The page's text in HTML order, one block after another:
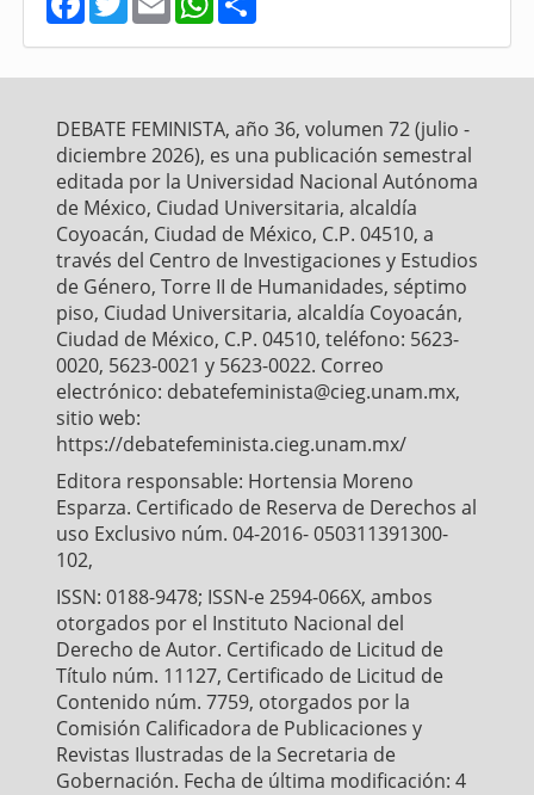
a
e
b
k
w
t
t
m
i
l
h
t
s
p
h
r
e
DEBATE FEMINISTA, año 36, volumen 72 (julio -
diciembre 2026), es una publicación semestral
editada por la Universidad Nacional Autónoma
de México, Ciudad Universitaria, alcaldía
Coyoacán, Ciudad de México, C.P. 04510, a
través del Centro de Investigaciones y Estudios
de Género, Torre II de Humanidades, séptimo
piso, Ciudad Universitaria, alcaldía Coyoacán,
Ciudad de México, C.P. 04510, teléfono: 5623-
0020, 5623-0021 y 5623-0022. Correo
electrónico: debatefeminista@cieg.unam.mx,
sitio web:
https://debatefeminista.cieg.unam.mx/
Editora responsable: Hortensia Moreno
Esparza. Certificado de Reserva de Derechos al
uso Exclusivo núm. 04-2016- 050311391300-
102,
ISSN: 0188-9478; ISSN-e 2594-066X, ambos
otorgados por el Instituto Nacional del
Derecho de Autor. Certificado de Licitud de
Título núm. 11127, Certificado de Licitud de
Contenido núm. 7759, otorgados por la
Comisión Calificadora de Publicaciones y
Revistas Ilustradas de la Secretaria de
Gobernación. Fecha de última modificación: 4